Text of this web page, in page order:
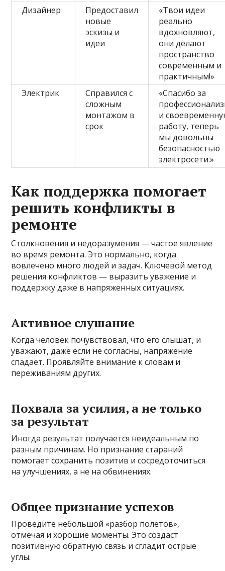
Дизайнер
Предоставил
новые
эскизы и
идеи
«Твои идеи
реально
вдохновляют,
они делают
пространство
современным и
практичным!»
Электрик
Справился с
сложным
монтажом в
срок
«Спасибо за
и
работу, теперь
мы довольны
безопасностью
электросети.»
Как поддержка помогает
решить конфликты в
ремонте
Столкновения и недоразумения — частое явление
во время ремонта. Это нормально, когда
вовлечено много людей и задач. Ключевой метод
решения конфликтов — выразить уважение и
поддержку даже в напряженных ситуациях.
Активное слушание
Когда человек почувствовал, что его слышат, и
уважают, даже если не согласны, напряжение
спадает. Проявляйте внимание к словам и
переживаниям других.
Похвала за усилия, а не только
за результат
Иногда результат получается неидеальным по
разным причинам. Но признание стараний
помогает сохранить позитив и сосредоточиться
на улучшениях, а не на обвинениях.
Общее признание успехов
Проведите небольшой «разбор полетов»,
отмечая и хорошие моменты. Это создаст
позитивную обратную связь и сгладит острые
углы.